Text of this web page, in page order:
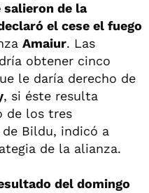
salieron de la
el cese el fuego
Amaiur. Las
obtener cinco
le daría derecho de
, si éste resulta
de los tres
Bildu, indicó a
de la alianza.
del domingo